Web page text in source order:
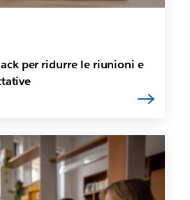
per ridurre le riunioni e